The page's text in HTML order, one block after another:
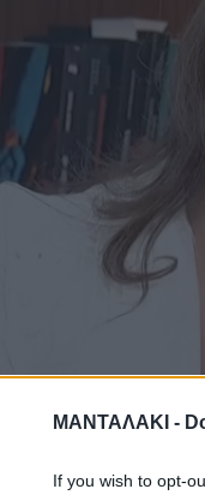
ΜΑΝΤΑΛΑΚΙ -
If you wish to opt-